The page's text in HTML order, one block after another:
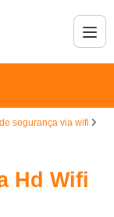
segurança via wifi
Hd Wifi